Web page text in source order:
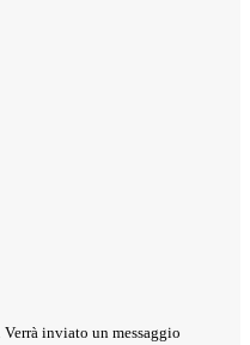
Verrà inviato un messaggio